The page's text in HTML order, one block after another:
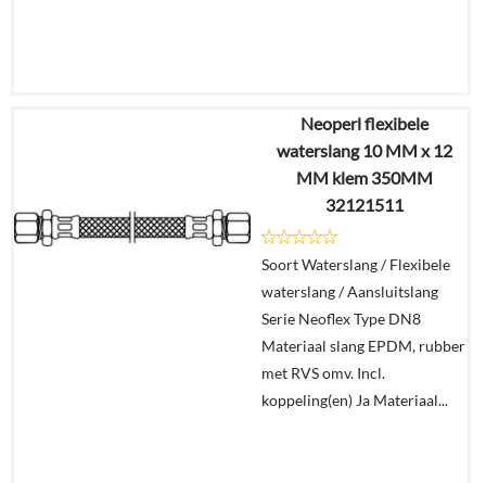
€9,61
€6,73
In
winkelmand
Neoperl flexibele
waterslang 10 MM x 12
MM klem 350MM
32121511
Soort Waterslang / Flexibele
waterslang / Aansluitslang
Serie Neoflex Type DN8
Materiaal slang EPDM, rubber
met RVS omv. Incl.
koppeling(en) Ja Materiaal...